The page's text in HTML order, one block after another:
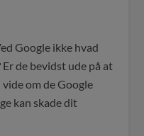
Google ikke hvad
de bevidst ude på at
om de Google
kan skade dit